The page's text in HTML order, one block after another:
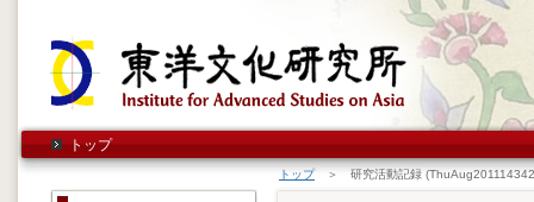
トップ
トップ＞ 研究活動記録